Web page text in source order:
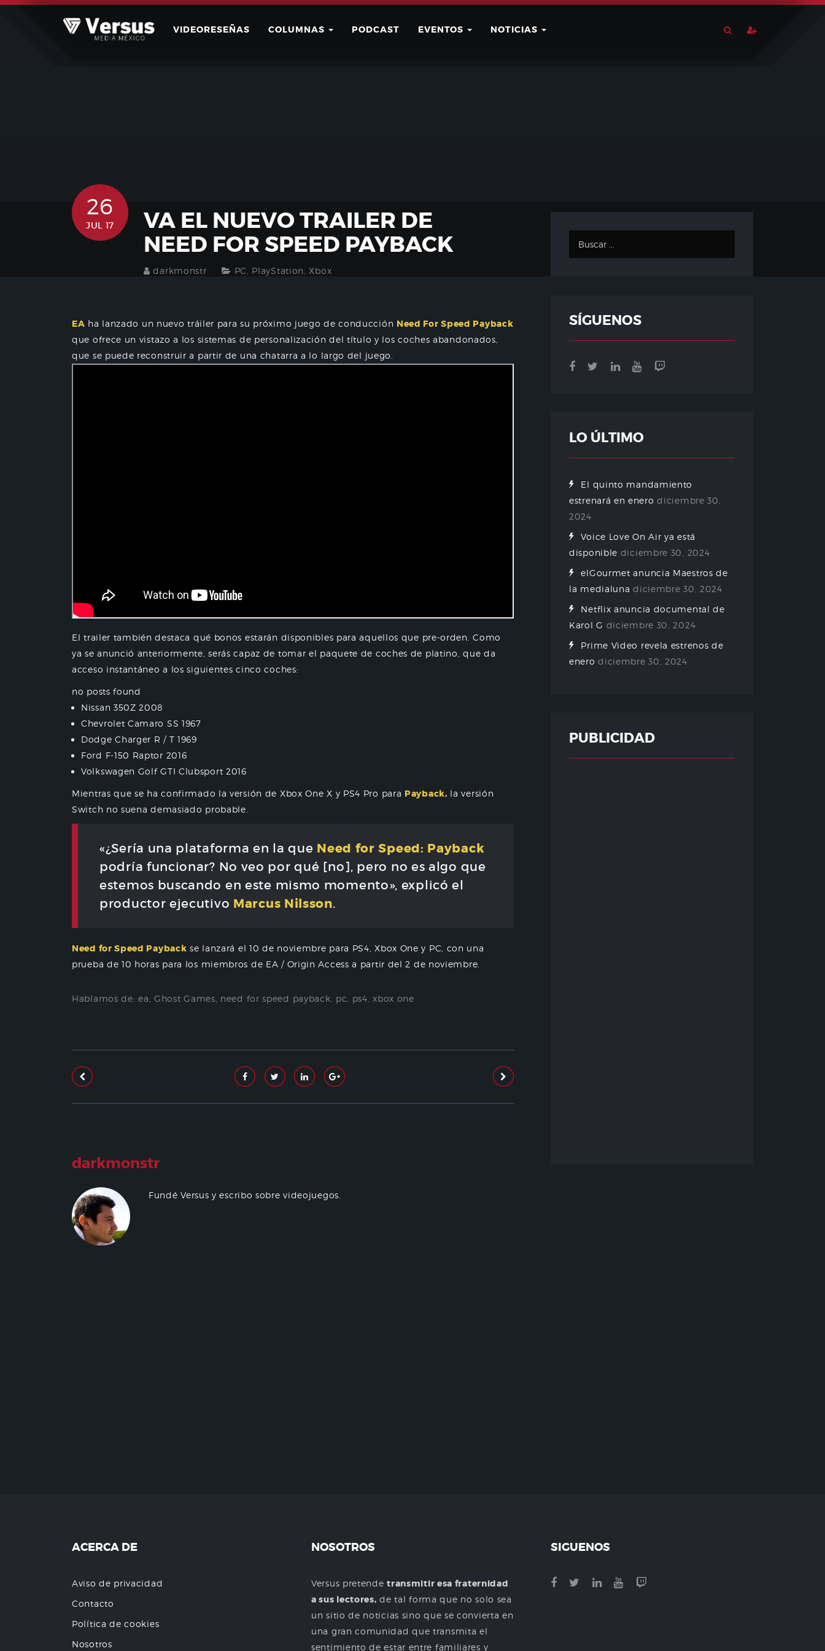
Skip
VIDEORESEÑAS COLUMNAS PODCAST EVENTOS NOTICIAS
26
JUL 17
VA EL NUEVO TRAILER DE
NEED FOR SPEED ​​PAYBACK
darkmonstr PC PlayStation Xbox
EA ha lanzado un nuevo tráiler para su próximo juego de conducción Need For Speed ​​Payback
que ofrece un vistazo a los sistemas de personalización del título y los coches abandonados,
que se puede reconstruir a partir de una chatarra a lo largo del juego.
El trailer también destaca qué bonos estarán disponibles para aquellos que pre-orden. Como
ya se anunció anteriormente, serás capaz de tomar el paquete de coches de platino, que da
acceso instantáneo a los siguientes cinco coches:
no posts found
Nissan 350Z 2008
Chevrolet Camaro SS 1967
Dodge Charger R / T 1969
Ford F-150 Raptor 2016
Volkswagen Golf GTI Clubsport 2016
Mientras que se ha confirmado la versión de Xbox One X y PS4 Pro para Payback, la versión
Switch no suena demasiado probable.
«¿Sería una plataforma en la que Need for Speed: Payback
podría funcionar? No veo por qué [no], pero no es algo que
estemos buscando en este mismo momento», explicó el
productor ejecutivo Marcus Nilsson.
Need for Speed ​​Payback se lanzará el 10 de noviembre para PS4, Xbox One y PC, con una
prueba de 10 horas para los miembros de EA / Origin Access a partir del 2 de noviembre.
Hablamos de:ea Ghost Games need for speed payback pc ps4 xbox one
darkmonstr
Fundé Versus y escribo sobre videojuegos.
SÍGUENOS
LO ÚLTIMO
El quinto mandamiento
estrenará en enero diciembre 30,
2024
Voice Love On Air ya está
disponible diciembre 30, 2024
elGourmet anuncia Maestros de
la medialuna diciembre 30, 2024
Netflix anuncia documental de
Karol G diciembre 30, 2024
Prime Video revela estrenos de
enero diciembre 30, 2024
PUBLICIDAD
ACERCA DE
Aviso de privacidad
Contacto
Política de cookies
Nosotros
NOSOTROS
Versus pretendetransmitir esa fraternidad
a sus lectores, de tal forma que no solo sea
un sitio de noticias sino que se convierta en
una gran comunidad que transmita el
sentimiento de estar entre familiares y
SIGUENOS